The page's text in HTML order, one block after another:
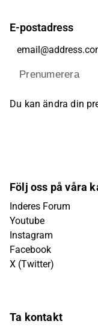
E-postadress
Prenumerera
Du kan ändra din
Följ oss på våra
Inderes Forum
Youtube
Instagram
Facebook
X (Twitter)
Ta kontakt